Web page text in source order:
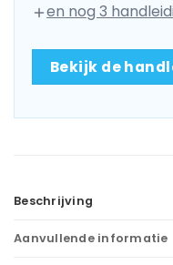
en nog 3
Bekijk de
Beschrijving
Aanvullende informatie